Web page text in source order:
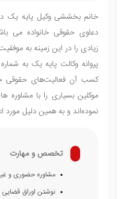
خانم بخششی وکیل پایه
دعاوی حقوقی خانواده می
زیادی را در این زمینه به
کسب آن فعالیت‌های حقوقی
موکلین بسیاری را با
نموده‌اند و به همین دلیل مورد
تخصص و مهارت
مشاوره حضوری و
نوشتن اوراق